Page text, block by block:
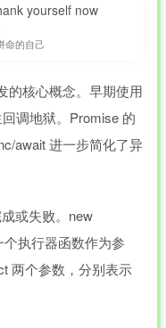
yourself now
命的自己
的核心概念。早期使用
调地狱。Promise 的
await 进一步简化了异
或失败。new
执行器函数作为参
两个参数，分别表示